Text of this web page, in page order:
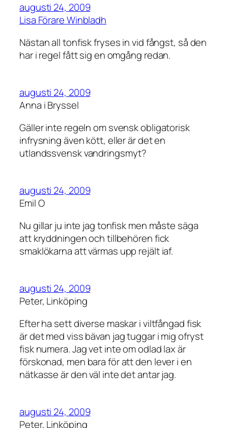
augusti 24, 2009
Lisa Förare Winbladh
Nästan all tonfisk fryses in vid fångst, så den
har i regel fått sig en omgång redan.
augusti 24, 2009
Anna i Bryssel
Gäller inte regeln om svensk obligatorisk
infrysning även kött, eller är det en
utlandssvensk vandringsmyt?
augusti 24, 2009
Emil O
Nu gillar ju inte jag tonfisk men måste säga
att kryddningen och tillbehören fick
smaklökarna att värmas upp rejält iaf.
augusti 24, 2009
Peter, Linköping
Efter ha sett diverse maskar i viltfångad fisk
är det med viss bävan jag tuggar i mig ofryst
fisk numera. Jag vet inte om odlad lax är
förskonad, men bara för att den lever i en
nätkasse är den väl inte det antar jag.
augusti 24, 2009
Peter, Linköping